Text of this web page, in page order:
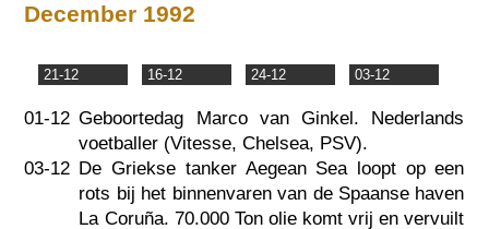
December 1992
21-12 16-12 24-12 03-12
01-12 Geboortedag Marco van Ginkel. Nederlands
voetballer (Vitesse, Chelsea, PSV).
03-12 De Griekse tanker Aegean Sea loopt op een
rots bij het binnenvaren van de Spaanse haven
La Coruña. 70.000 Ton olie komt vrij en vervuilt